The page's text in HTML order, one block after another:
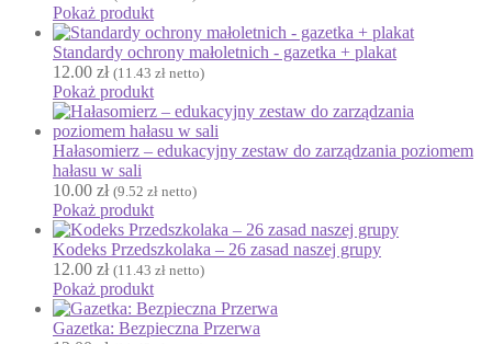
↳ Ja mam kto ma
↳ Labirynt podłogowy
↳ Puzzle
↳ Terenowe
Halloween
Język Angielski
Kalendarz
Kalendarz adwentowy
Kalendarze i planery
Pokaż produkt
Standardy ochrony małoletnich - gazetka + plakat
12.00 zł (11.43 zł netto)
Pokaż produkt
Hałasomierz – edukacyjny zestaw do zarządzania poziomem
hałasu w sali
10.00 zł (9.52 zł netto)
Pokaż produkt
Kodeks Przedszkolaka – 26 zasad naszej grupy
12.00 zł (11.43 zł netto)
Pokaż produkt
Gazetka: Bezpieczna Przerwa